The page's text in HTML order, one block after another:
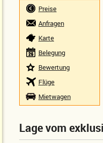
Preise
Anfragen
Karte
Belegung
Bewertung
Flüge
Mietwagen
Lage vom